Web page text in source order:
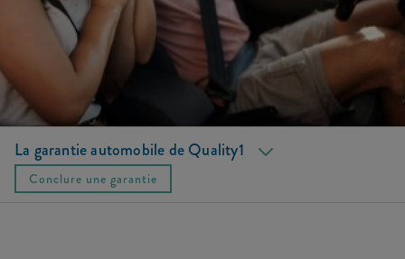
La garantie automobile de Quality1
Marche à suivre
Conclure une garantie